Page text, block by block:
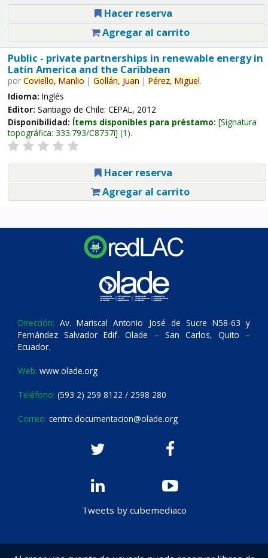
Hacer reserva
Agregar al carrito
Public - private partnerships in renewable energy in
Latin America and the Caribbean
por Coviello, Manlio | Gollán, Juan | Pérez, Miguel.
Idioma: Inglés
Editor: Santiago de Chile: CEPAL, 2012
Disponibilidad: Ítems disponibles para préstamo: Signatura
topográfica: 333.793/C8737i (1).
Hacer reserva
Agregar al carrito
Dirección: Av. Mariscal Antonio José de Sucre N58-63 y
Fernández Salvador Edif. Olade – San Carlos, Quito –
Ecuador.
Web: www.olade.org
Teléfono: (593 2) 259 8122 / 2598 280
Correo: centro.documentacion@olade.org
Tweets by cubemediaco